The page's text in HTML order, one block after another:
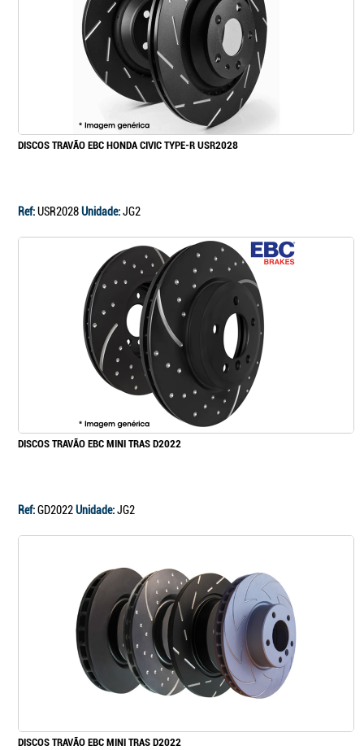
DISCOS TRAVÃO EBC HONDA CIVIC TYPE-R USR2028
Ref:USR2028Unidade:JG2
DISCOS TRAVÃO EBC MINI TRAS D2022
Ref:GD2022Unidade:JG2
DISCOS TRAVÃO EBC MINI TRAS D2022
Continuar a comprar
Ir para o carrinho